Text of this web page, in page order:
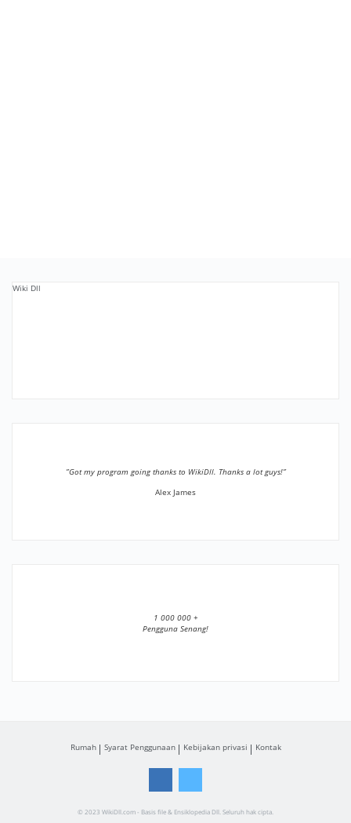
Wiki Dll
”Got my program going thanks to WikiDll. Thanks a lot guys!”
Alex James
1 000 000 +
Pengguna Senang!
Rumah Syarat Penggunaan Kebijakan privasi Kontak
© 2023 WikiDll.com - Basis file & Ensiklopedia Dll. Seluruh hak cipta.